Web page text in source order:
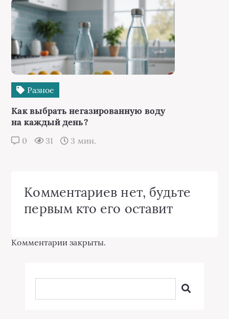
Разное
Как выбрать негазированную воду
на каждый день?
0 31 3 мин.
Комментариев нет, будьте
первым кто его оставит
Комментарии закрыты.